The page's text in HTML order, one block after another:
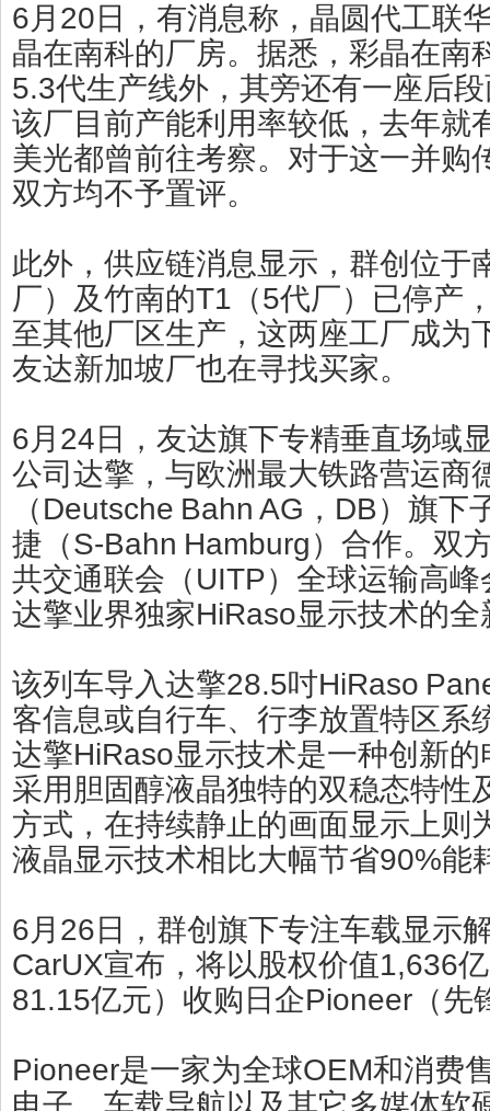
6月20日，有消息称，晶圆代工联
晶在南科的厂房。据悉，彩晶在南
5.3代生产线外，其旁还有一座后
该厂目前产能利用率较低，去年就
美光都曾前往考察。对于这一并购
双方均不予置评。
此外，供应链消息显示，群创位于
厂）及竹南的T1（5代厂）已停产
至其他厂区生产，这两座工厂成为
友达新加坡厂也在寻找买家。
6月24日，友达旗下专精垂直场域
公司达擎，与欧洲最大铁路营运商
（Deutsche Bahn AG，DB）旗下
捷（S-Bahn Hamburg）合作。双
共交通联会（UITP）全球运输高
达擎业界独家HiRaso显示技术的
该列车导入达擎28.5吋HiRaso
客信息或自行车、行李放置特区系
达擎HiRaso显示技术是一种创新
采用胆固醇液晶独特的双稳态特性
方式，在持续静止的画面显示上则
液晶显示技术相比大幅节省90%能
6月26日，群创旗下专注车载显示
CarUX宣布，将以股权价值1,636
81.15亿元）收购日企Pioneer（先
Pioneer是一家为全球OEM和消费